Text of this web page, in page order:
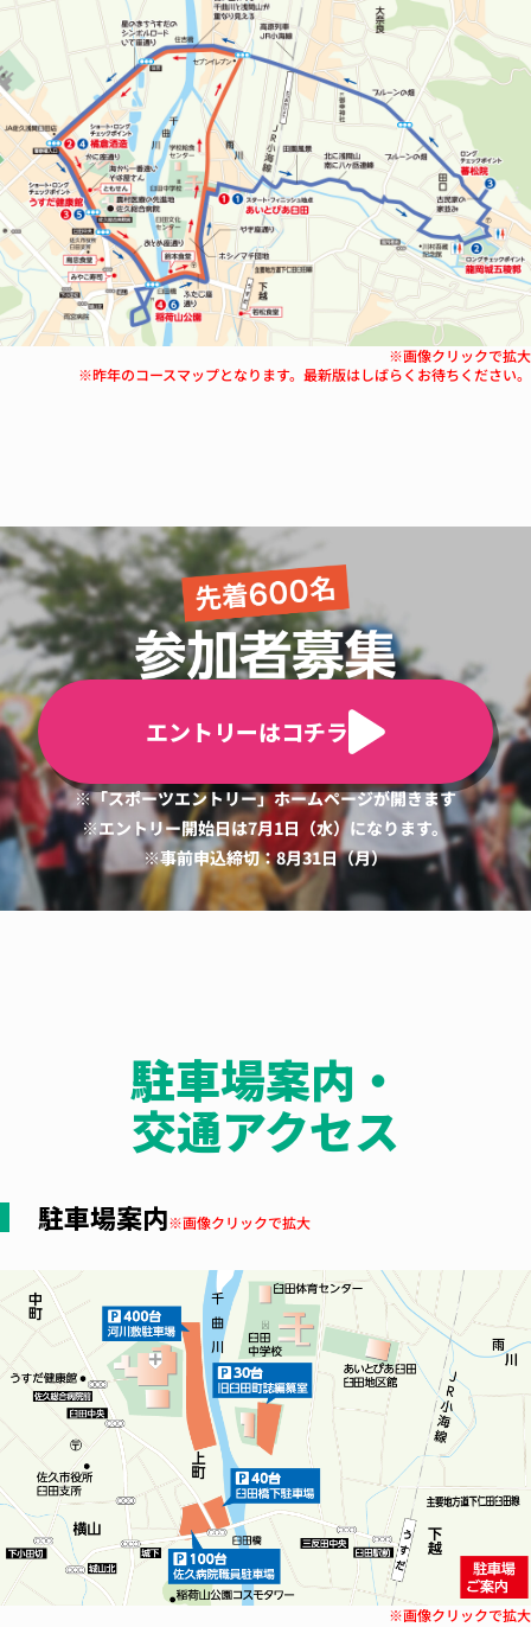
※画像クリックで拡大
※昨年のコースマップとなります。最新版はしばらくお待ちください。
エントリーはコチラ
※「スポーツエントリー」ホームページが開きます
※エントリー開始日は7月1日（水）になります。
※事前申込締切：8月31日（月）
駐車場案内・
交通アクセス
駐車場案内※画像クリックで拡大
※画像クリックで拡大